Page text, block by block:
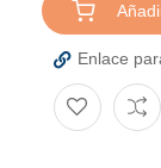
Enlace